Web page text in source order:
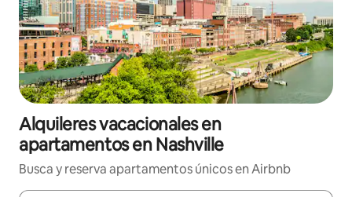
Alquileres vacacionales en
apartamentos en Nashville
Busca y reserva apartamentos únicos en Airbnb